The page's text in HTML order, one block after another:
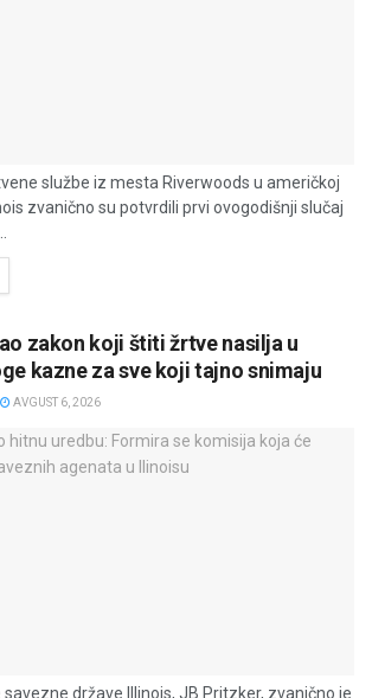
službe iz mesta Riverwoods u američkoj
zvanično su potvrdili prvi ovogodišnji slučaj
zakon koji štiti žrtve nasilja u
kazne za sve koji tajno snimaju
AVGUST 6, 2026
države Illinois, JB Pritzker, zvanično je